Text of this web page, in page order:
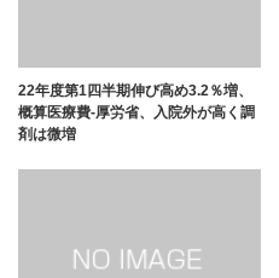
22年度第1四半期伸び高め3.2％増、
概算医療費-厚労省、入院外が高く調
剤は微増